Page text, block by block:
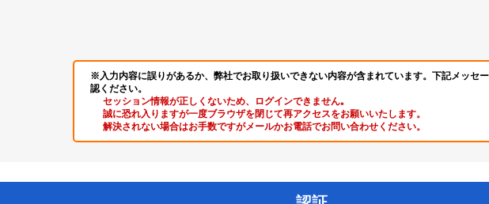
※入力内容に誤りがあるか、弊社でお取り扱いできない内容が含まれています。下記メッセ
認ください。
セッション情報が正しくないため、ログインできません｡
誠に恐れ入りますが一度ブラウザを閉じて再アクセスをお願いいたします。
解決されない場合はお手数ですがメールかお電話でお問い合わせください。